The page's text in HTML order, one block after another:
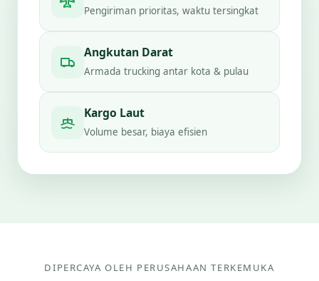
Pengiriman prioritas, waktu tersingkat
Angkutan Darat
Armada trucking antar kota & pulau
Kargo Laut
Volume besar, biaya efisien
DIPERCAYA OLEH PERUSAHAAN TERKEMUKA